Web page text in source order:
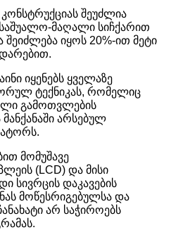
შეუძლია
საშუალო-მაღალი სიჩქარით
შეიძლება იყოს 20%-ით მეტი
იყენებს ყველაზე
ტექნიკას, რომელიც
გამოთვლების
მანქანაში არსებულ
მომუშავე
(LCD) და მისი
სივრცის დაკავების
მოწესრიგებულსა და
არ საჭიროებს